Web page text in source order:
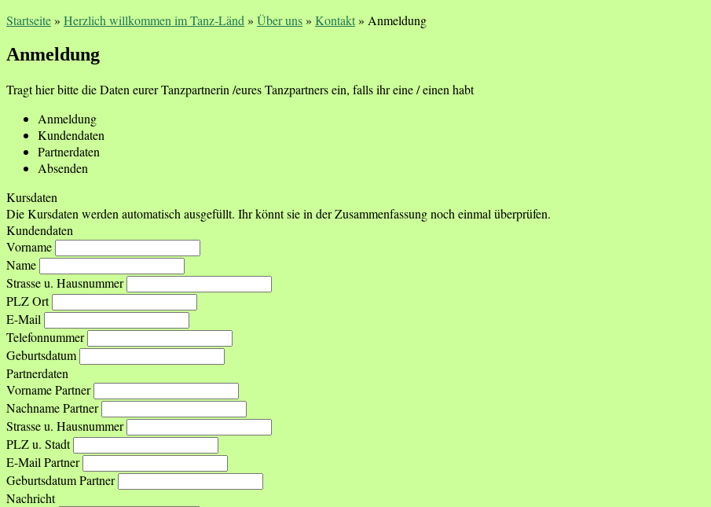
Startseite» Herzlich willkommen im Tanz-Länd » Über uns» Kontakt» Anmeldung
Anmeldung
Tragt hier bitte die Daten eurer Tanzpartnerin /eures Tanzpartners ein, falls ihr eine / einen habt
Anmeldung
Kundendaten
Partnerdaten
Absenden
Kursdaten
Die Kursdaten werden automatisch ausgefüllt. Ihr könnt sie in der Zusammenfassung noch einmal überprüfen.
Kundendaten
Vorname
Name
Strasse u. Hausnummer
PLZ Ort
E-Mail
Telefonnummer
Geburtsdatum
Partnerdaten
Vorname Partner
Nachname Partner
Strasse u. Hausnummer
PLZ u. Stadt
E-Mail Partner
Geburtsdatum Partner
Nachricht